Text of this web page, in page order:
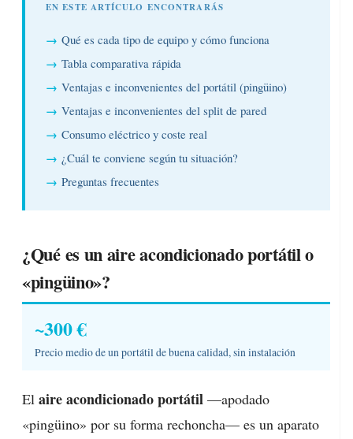
EN ESTE ARTÍCULO ENCONTRARÁS
Qué es cada tipo de equipo y cómo funciona
Tabla comparativa rápida
Ventajas e inconvenientes del portátil (pingüino)
Ventajas e inconvenientes del split de pared
Consumo eléctrico y coste real
¿Cuál te conviene según tu situación?
Preguntas frecuentes
¿Qué es un aire acondicionado portátil o
«pingüino»?
~300 €
Precio medio de un portátil de buena calidad, sin instalación
El aire acondicionado portátil —apodado
«pingüino» por su forma rechoncha— es un aparato